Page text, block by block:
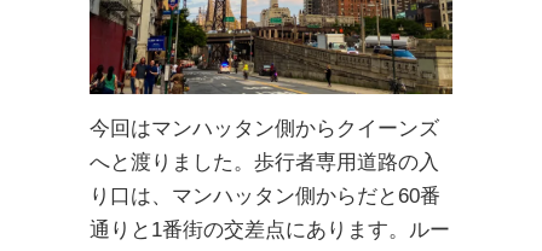
今回はマンハッタン側からクイーンズ
へと渡りました。歩行者専用道路の入
り口は、マンハッタン側からだと60番
通りと1番街の交差点にあります。ルー